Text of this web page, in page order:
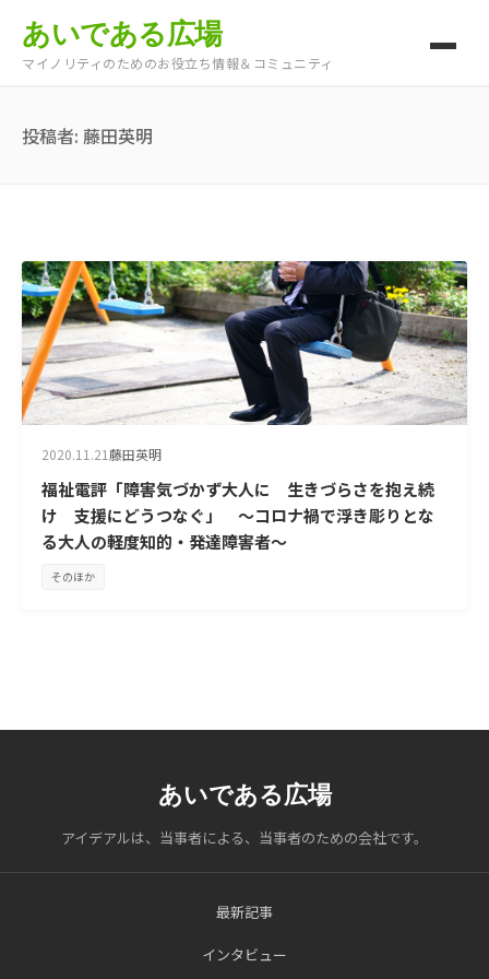
あいである広場
マイノリティのためのお役立ち情報＆コミュニティ
投稿者: 藤田英明
2020.11.21藤田英明
福祉電評「障害気づかず大人に 生きづらさを抱え続
け 支援にどうつなぐ」 ～コロナ禍で浮き彫りとな
る大人の軽度知的・発達障害者～
そのほか
あいである広場
アイデアルは、当事者による、当事者のための会社です。
最新記事
インタビュー